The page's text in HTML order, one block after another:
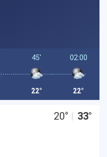
45'
22°
02:00
22°
20° | 33°